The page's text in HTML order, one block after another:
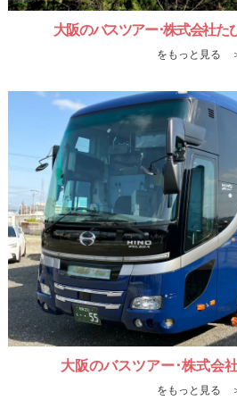
大阪のバスツアー･株式会社た
をもっと見る
大阪のバスツアー･株式会
をもっと見る